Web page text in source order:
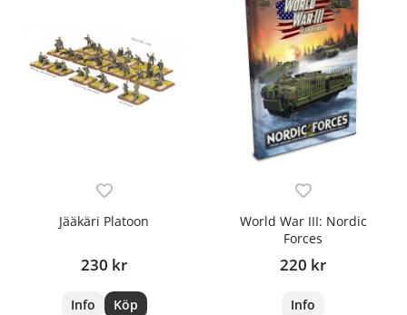
Jääkäri Platoon
230 kr
Info Köp
World War III: Nordic
Forces
220 kr
Info